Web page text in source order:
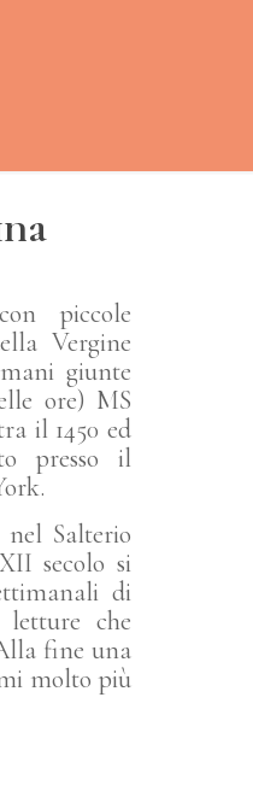
piccole
Vergine
giunte
ore) MS
il 1450 ed
presso il
Salterio
secolo si
di
che
fine una
molto più